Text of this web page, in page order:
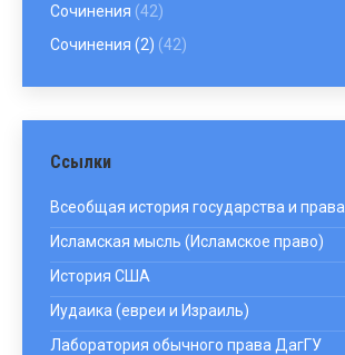
Сочинения (42)
Сочинения (2) (42)
Ссылки
Всеобщая история государства и права
Исламская мысль (Исламское право)
История США
Иудаика (евреи и Израиль)
Лаборатория обычного права ДагГУ